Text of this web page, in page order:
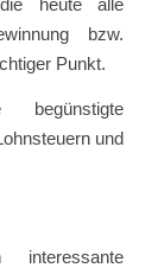
bzw.
Punkt.
und